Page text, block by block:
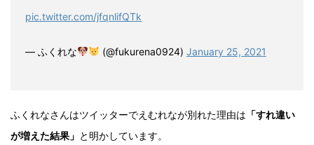
pic.twitter.com/jfqnlifQTk
— ふくれな (@fukurena0924) January 25, 2021
ふくれなさんはツイッターでえむれなが別れた理由は 「すれ違い
が増えた結果」 と明かしています。